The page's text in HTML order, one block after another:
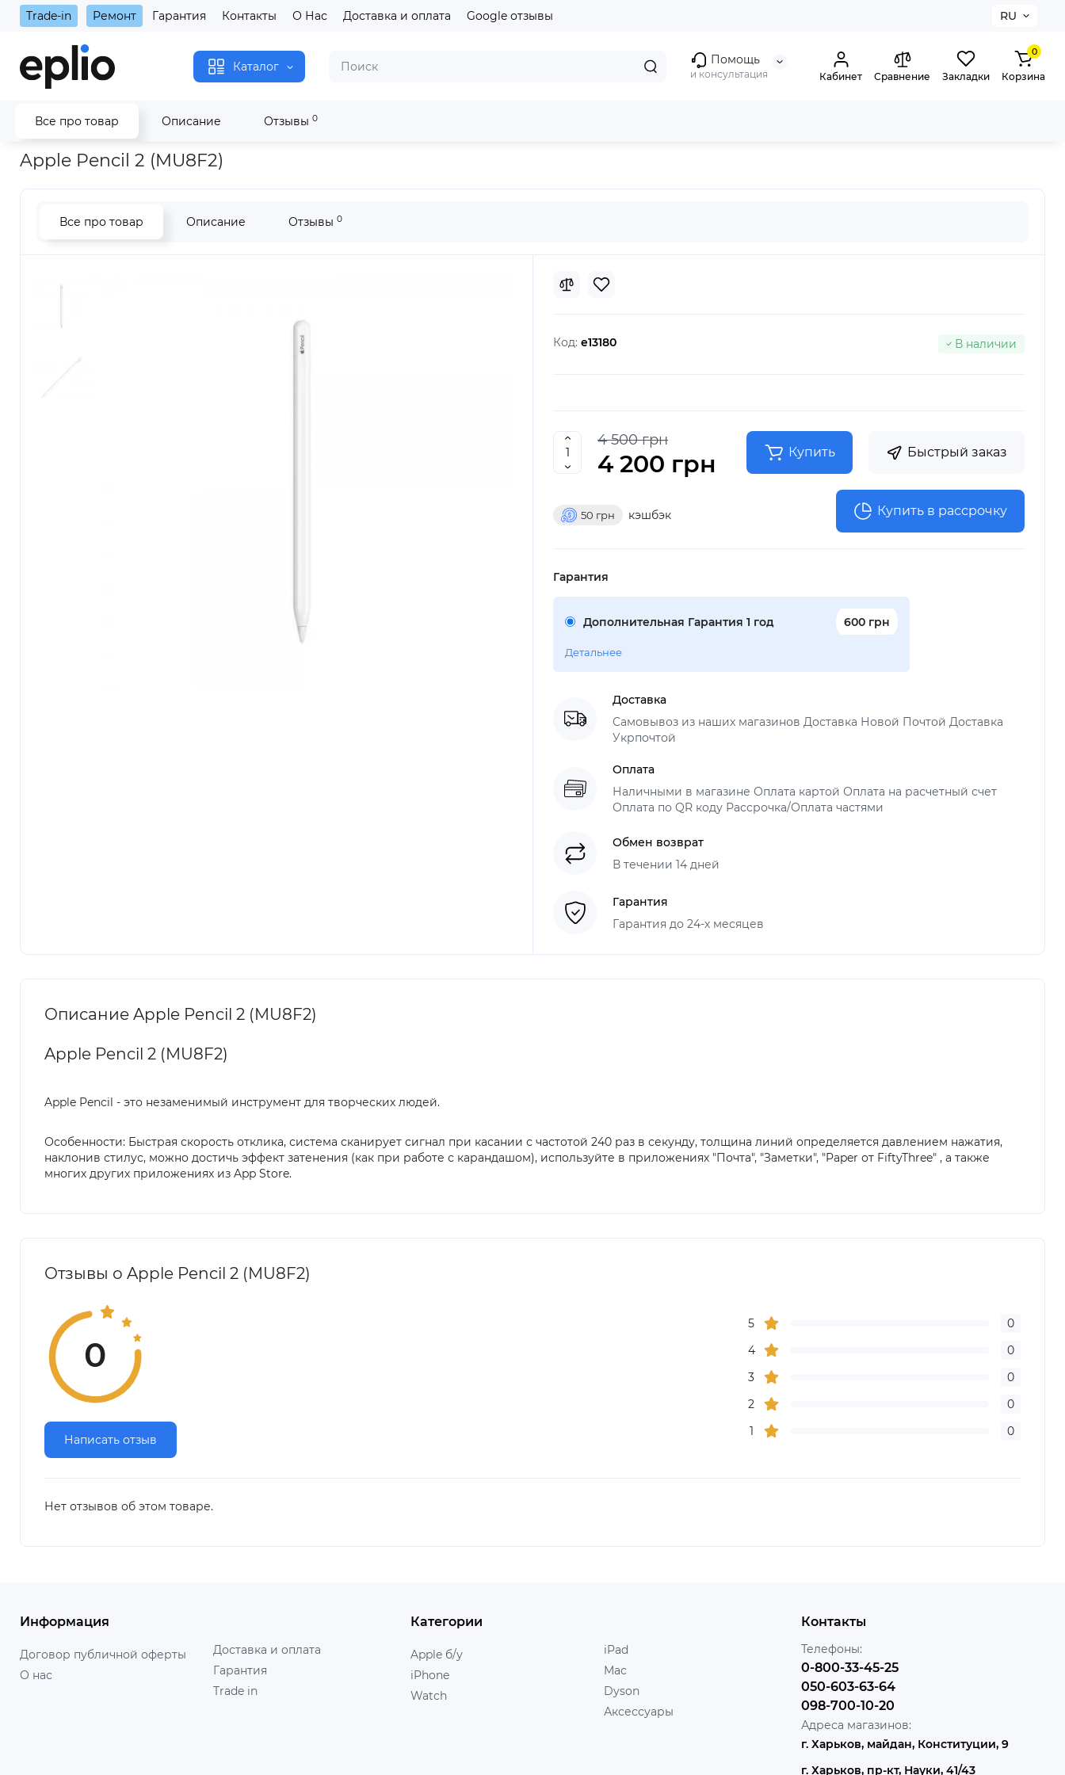
Trade-in Ремонт Гарантия Контакты О Нас Доставка и оплата Google отзывы RU
Каталог Помощь
и консультация Кабинет Сравнение Закладки
0
Корзина
Все про товар Описание Отзывы 0
Главная Аксессуары Apple периферия Apple Pencil 2 (MU8F2)
Apple Pencil 2 (MU8F2)
Все про товар Описание Отзывы 0
Код: e13180 В наличии
4 500 грн
4 200 грн Купить Быстрый заказ
50 грн кэшбэк Купить в рассрочку
Гарантия
Дополнительная Гарантия 1 год 600 грн
Детальнее
Доставка
Самовывоз из наших магазинов Доставка Новой Почтой Доставка
Укрпочтой
Оплата
Наличными в магазине Оплата картой Оплата на расчетный счет
Оплата по QR коду Рассрочка/Оплата частями
Обмен возврат
В течении 14 дней
Гарантия
Гарантия до 24-х месяцев
Описание Apple Pencil 2 (MU8F2)
Apple Pencil 2 (MU8F2)
Apple Pencil - это незаменимый инструмент для творческих людей.
Особенности: Быстрая скорость отклика, система сканирует сигнал при касании с частотой 240 раз в секунду, толщина линий определяется давлением нажатия,
наклонив стилус, можно достичь эффект затенения (как при работе с карандашом), используйте в приложениях "Почта", "Заметки", "Paper от FiftyThree" , а также
многих других приложениях из App Store.
Отзывы о Apple Pencil 2 (MU8F2)
0
Написать отзыв
5
0
4
0
3
0
2
0
1
0
Нет отзывов об этом товаре.
Информация
Договор публичной оферты
О нас
Доставка и оплата
Гарантия
Trade in
Категории
Apple б/у
iPhone
Watch
iPad
Mac
Dyson
Аксессуары
Контакты
Телефоны:
0-800-33-45-25
050-603-63-64
098-700-10-20
Адреса магазинов:
г. Харьков, майдан, Конституции, 9
г. Харьков, пр-кт, Науки, 41/43